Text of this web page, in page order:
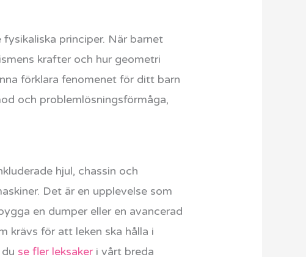
principer. När barnet
krafter och hur geometri
förklara fenomenet för ditt barn
och problemlösningsförmåga,
hjul, chassin och
Det är en upplevelse som
en dumper eller en avancerad
krävs för att leken ska hålla i
se fler leksakeri vårt breda